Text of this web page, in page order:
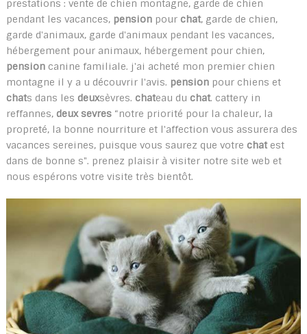
prestations : vente de chien montagne, garde de chien
pendant les vacances, pensionpour chat, garde de chien,
garde d'animaux, garde d'animaux pendant les vacances,
hébergement pour animaux, hébergement pour chien,
pensioncanine familiale. j'ai acheté mon premier chien
montagne il y a u découvrir l'avis. pensionpour chiens et
chats dans les deuxsèvres. chateau du chat. cattery in
reffannes, deux sevres“notre priorité pour la chaleur, la
propreté, la bonne nourriture et l'affection vous assurera des
vacances sereines, puisque vous saurez que votre chatest
dans de bonne s". prenez plaisir à visiter notre site web et
nous espérons votre visite très bientôt.